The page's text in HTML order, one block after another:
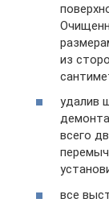
из
удалив
всего
все